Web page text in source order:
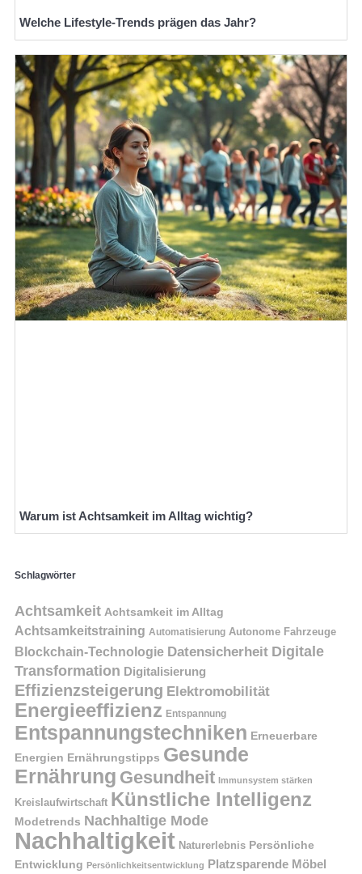
Welche Lifestyle-Trends prägen das Jahr?
Warum ist Achtsamkeit im Alltag wichtig?
Schlagwörter
Achtsamkeit Achtsamkeit im Alltag
Achtsamkeitstraining Automatisierung Autonome Fahrzeuge
Blockchain-Technologie Datensicherheit Digitale
Transformation Digitalisierung
Effizienzsteigerung Elektromobilität
Energieeffizienz Entspannung
Entspannungstechniken Erneuerbare
Energien Ernährungstipps Gesunde
Ernährung Gesundheit Immunsystem stärken
Kreislaufwirtschaft Künstliche Intelligenz
Modetrends Nachhaltige Mode
Nachhaltigkeit Naturerlebnis Persönliche
Entwicklung Persönlichkeitsentwicklung Platzsparende Möbel